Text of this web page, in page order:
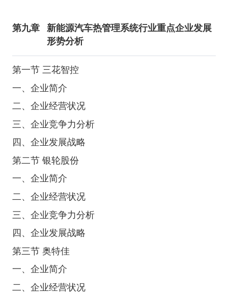
第九章
新能源汽车热管理系统行业重点企业发展
形势分析
第一节 三花智控
一、企业简介
二、企业经营状况
三、企业竞争力分析
四、企业发展战略
第二节 银轮股份
一、企业简介
二、企业经营状况
三、企业竞争力分析
四、企业发展战略
第三节 奥特佳
一、企业简介
二、企业经营状况